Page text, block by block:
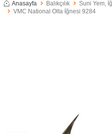
Anasayfa Balıkçılık Suni Yem,
VMC National Olta İğnesi 9284